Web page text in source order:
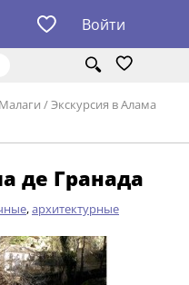
Войти
/Экскурсия в Алама
де Гранада
,архитектурные